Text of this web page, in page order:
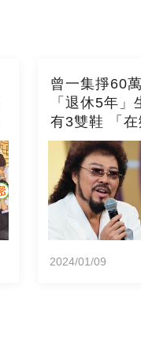
曾一集掙60
「退休5年
有3雙鞋 「
官」與徐乃
經」
2024/01/09